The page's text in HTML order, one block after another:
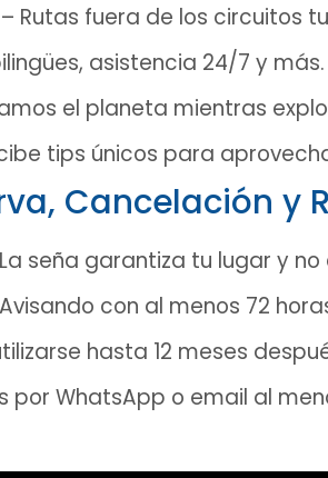
Rutas fuera de los circuitos
asistencia 24/7 y más.
el planeta mientras
tips únicos para
Cancelación y
La seña garantiza tu lugar y
Avisando con al menos 72
hasta 12 meses
WhatsApp o email al